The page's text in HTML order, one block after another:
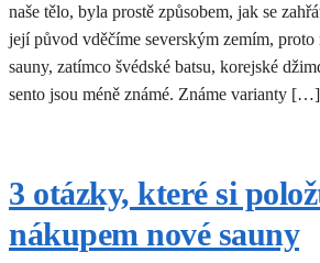
naše tělo, byla prostě způsobem, jak se
její původ vděčíme severským zemím, proto
sauny, zatímco švédské batsu, korejské
sento jsou méně známé. Známe varianty […]
3 otázky, které si
nákupem nové sauny